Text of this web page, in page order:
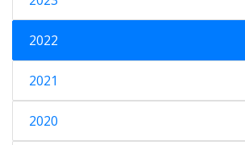
2022
2021
2020